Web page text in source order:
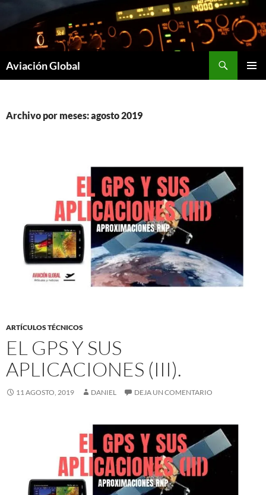
contenido
Aviación Global
Archivo por meses: agosto 2019
ARTÍCULOS TÉCNICOS
EL GPS Y SUS
APLICACIONES (III).
11 AGOSTO, 2019 DANIEL DEJA UN COMENTARIO